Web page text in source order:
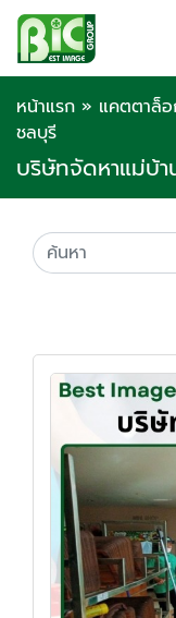
หน้าแรก » แคตตาล็
ชลบุรี
บริษัทจัดหาแม่บ้